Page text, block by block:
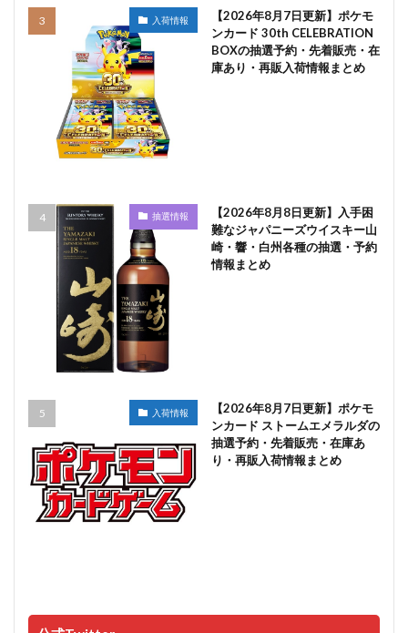
入荷情報
【2026年8月7日更新】ポケモ
ンカード 30th CELEBRATION
BOXの抽選予約・先着販売・在
庫あり・再販入荷情報まとめ
抽選情報
【2026年8月8日更新】入手困
難なジャパニーズウイスキー山
崎・響・白州各種の抽選・予約
情報まとめ
入荷情報
【2026年8月7日更新】ポケモ
ンカード ストームエメラルダの
抽選予約・先着販売・在庫あ
り・再販入荷情報まとめ